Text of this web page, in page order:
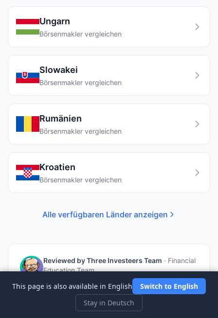
Ungarn
Börsenmakler vergleichen
Slowakei
Börsenmakler vergleichen
Rumänien
Börsenmakler vergleichen
Kroatien
Börsenmakler vergleichen
Alle verfügbaren Länder anzeigen
Reviewed byThree Investeers Team · Financial
Education Team
Our team of experienced traders and financial
educators is dedicated to making investing
accessible to everyone. With decades of
combined market experience, we provide
This page is also available in English
Switch to English
Stay in Deutsch